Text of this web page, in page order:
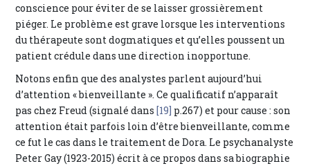
conscience pour éviter de se laisser grossièrement
piéger. Le problème est grave lorsque les interventions
du thérapeute sont dogmatiques et qu’elles poussent un
patient crédule dans une direction inopportune.
Notons enfin que des analystes parlent aujourd’hui
d’attention « bienveillante ». Ce qualificatif n’apparaît
pas chez Freud (signalé dans[19] p.267) et pour cause : son
attention était parfois loin d’être bienveillante, comme
ce fut le cas dans le traitement de Dora. Le psychanalyste
Peter Gay (1923-2015) écrit à ce propos dans sa biographie